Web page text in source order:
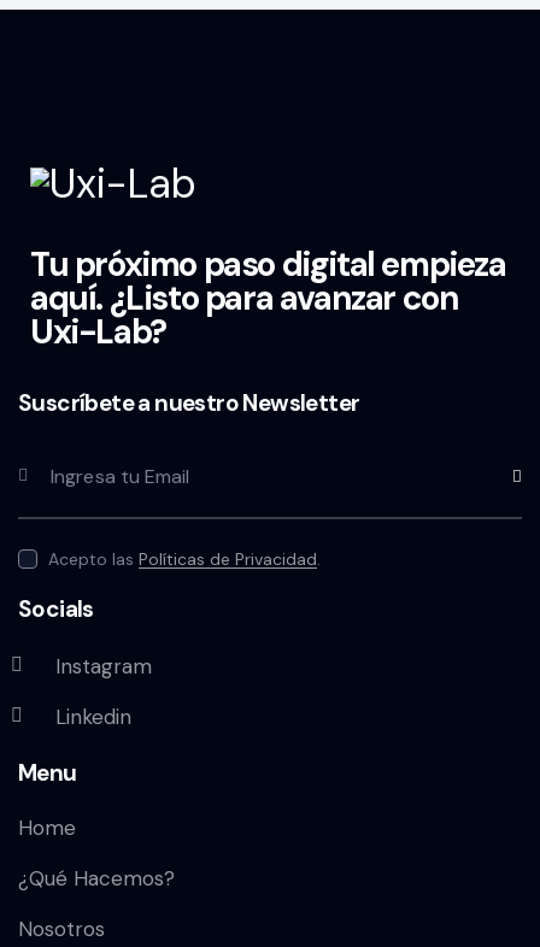
Tu próximo paso digital empieza
aquí. ¿Listo para avanzar con
Uxi-Lab?
Suscríbete a nuestro Newsletter
Acepto las Políticas de Privacidad.
Socials
Instagram
Linkedin
Menu
Home
¿Qué Hacemos?
Nosotros